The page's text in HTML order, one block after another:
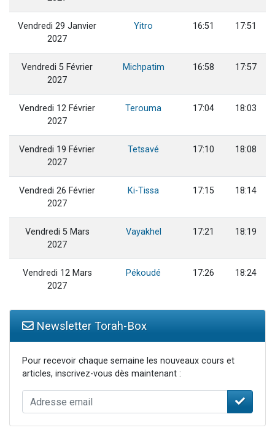
Vendredi 29 Janvier
2027
Yitro 16:51 17:51
Vendredi 5 Février
2027
Michpatim 16:58 17:57
Vendredi 12 Février
2027
Terouma 17:04 18:03
Vendredi 19 Février
2027
Tetsavé 17:10 18:08
Vendredi 26 Février
2027
Ki-Tissa 17:15 18:14
Vendredi 5 Mars
2027
Vayakhel 17:21 18:19
Vendredi 12 Mars
2027
Pékoudé 17:26 18:24
Newsletter Torah-Box
Pour recevoir chaque semaine les nouveaux cours et
articles, inscrivez-vous dès maintenant :